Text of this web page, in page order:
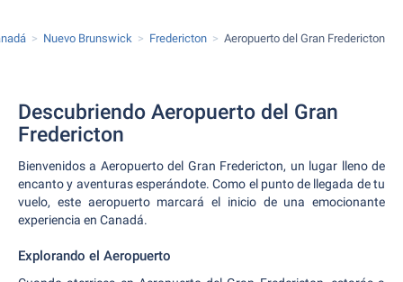
Nuevo Brunswick Fredericton Aeropuerto del Gran Fredericton
Descubriendo Aeropuerto del Gran
Fredericton
Bienvenidos a Aeropuerto del Gran Fredericton, un lugar lleno de
encanto y aventuras esperándote. Como el punto de llegada de tu
vuelo, este aeropuerto marcará el inicio de una emocionante
experiencia en Canadá.
Explorando el Aeropuerto